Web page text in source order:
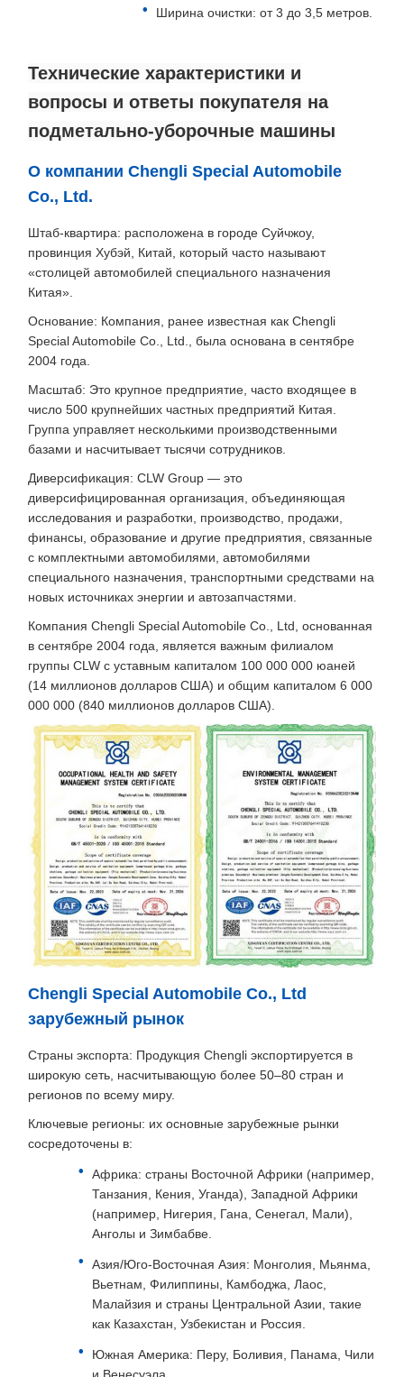
Ширина очистки: от 3 до 3,5 метров.
Технические характеристики и
вопросы и ответы покупателя на
подметально-уборочные машины
О компании Chengli Special Automobile
Co., Ltd.
Штаб-квартира: расположена в городе Суйчжоу,
провинция Хубэй, Китай, который часто называют
«столицей автомобилей специального назначения
Китая».
Основание: Компания, ранее известная как Chengli
Special Automobile Co., Ltd., была основана в сентябре
2004 года.
Масштаб: Это крупное предприятие, часто входящее в
число 500 крупнейших частных предприятий Китая.
Группа управляет несколькими производственными
базами и насчитывает тысячи сотрудников.
Диверсификация: CLW Group — это
диверсифицированная организация, объединяющая
исследования и разработки, производство, продажи,
финансы, образование и другие предприятия, связанные
с комплектными автомобилями, автомобилями
специального назначения, транспортными средствами на
новых источниках энергии и автозапчастями.
Компания Chengli Special Automobile Co., Ltd, основанная
в сентябре 2004 года, является важным филиалом
группы CLW с уставным капиталом 100 000 000 юаней
(14 миллионов долларов США) и общим капиталом 6 000
000 000 (840 миллионов долларов США).
Chengli Special Automobile Co., Ltd
зарубежный рынок
Страны экспорта: Продукция Chengli экспортируется в
широкую сеть, насчитывающую более 50–80 стран и
регионов по всему миру.
Ключевые регионы: их основные зарубежные рынки
сосредоточены в:
Африка: страны Восточной Африки (например,
Танзания, Кения, Уганда), Западной Африки
(например, Нигерия, Гана, Сенегал, Мали),
Анголы и Зимбабве.
Азия/Юго-Восточная Азия: Монголия, Мьянма,
Вьетнам, Филиппины, Камбоджа, Лаос,
Малайзия и страны Центральной Азии, такие
как Казахстан, Узбекистан и Россия.
Южная Америка: Перу, Боливия, Панама, Чили